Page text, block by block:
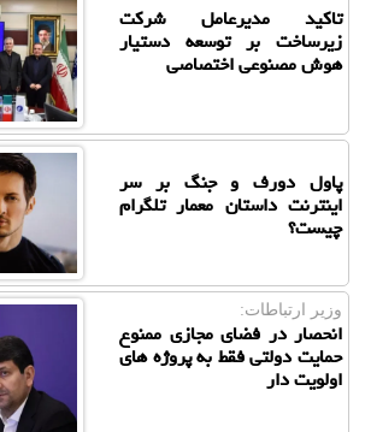
تاکید مدیرعامل شرکت
زیرساخت بر توسعه دستیار
هوش مصنوعی اختصاصی
پاول دورف و جنگ بر سر
اینترنت داستان معمار تلگرام
چیست؟
وزیر ارتباطات:
انحصار در فضای مجازی ممنوع
حمایت دولتی فقط به پروژه های
اولویت دار